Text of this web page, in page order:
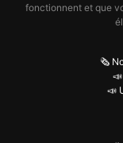
fonctionnent et que
🗞️
📣